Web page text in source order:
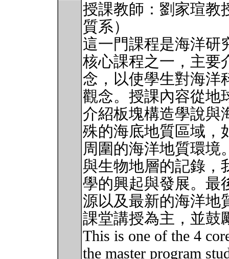
授課教師：劉家瑄教
質系）
這一門課程是海洋研
核心課程之一，主要
念，以使學生對海洋
觀念。授課內容從地
介紹板塊構造學說與
殊的海底地質區域，
周圍的海洋地質環境
與生物地層的記錄，
學的興起與發展。最
源以及最新的海洋地
課堂講授為主，並鼓
This is one of the 4
the master program